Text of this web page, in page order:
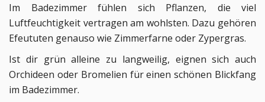
Im Badezimmer fühlen sich Pflanzen, die viel
Luftfeuchtigkeit vertragen am wohlsten. Dazu gehören
Efeututen genauso wie Zimmerfarne oder Zypergras.
Ist dir grün alleine zu langweilig, eignen sich auch
Orchideen oder Bromelien für einen schönen Blickfang
im Badezimmer.